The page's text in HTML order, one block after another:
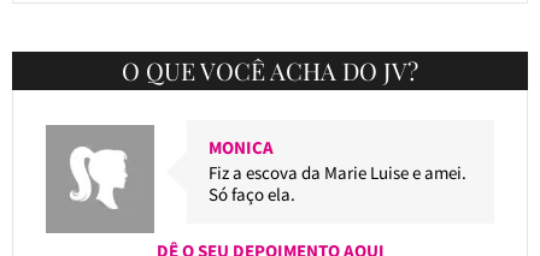
O QUE VOCÊ ACHA DO JV?
MONICA
Fiz a escova da Marie Luise e amei.
Só faço ela.
DÊ O SEU DEPOIMENTO AQUI